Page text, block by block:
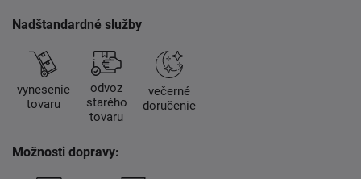
Nadštandardné služby
vynesenie
tovaru
odvoz
starého
tovaru
večerné
doručenie
Možnosti dopravy: